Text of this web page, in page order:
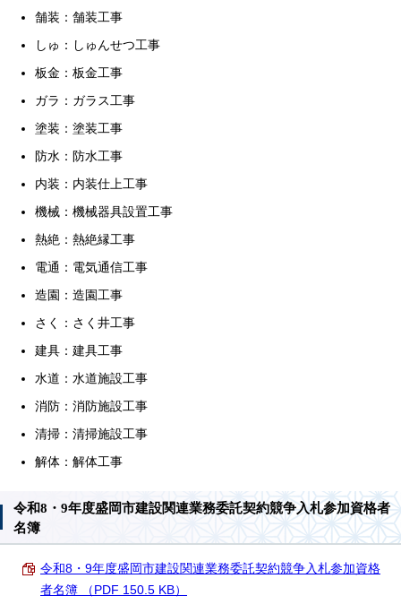
舗装：舗装工事
しゅ：しゅんせつ工事
板金：板金工事
ガラ：ガラス工事
塗装：塗装工事
防水：防水工事
内装：内装仕上工事
機械：機械器具設置工事
熱絶：熱絶縁工事
電通：電気通信工事
造園：造園工事
さく：さく井工事
建具：建具工事
水道：水道施設工事
消防：消防施設工事
清掃：清掃施設工事
解体：解体工事
令和8・9年度盛岡市建設関連業務委託契約競争入札参加資格者
名簿
令和8・9年度盛岡市建設関連業務委託契約競争入札参加資格
者名簿 （PDF 150.5 KB）